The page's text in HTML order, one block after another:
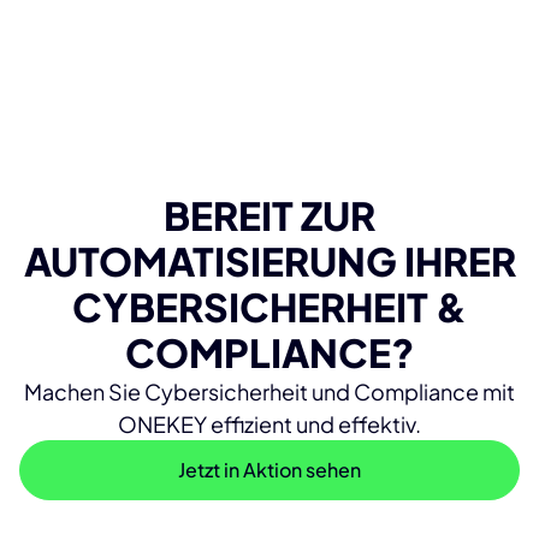
BEREIT ZUR
AUTOMATISIERUNG IHRER
CYBERSICHERHEIT &
COMPLIANCE?
Machen Sie Cybersicherheit und Compliance mit
ONEKEY effizient und effektiv.
Jetzt in Aktion sehen